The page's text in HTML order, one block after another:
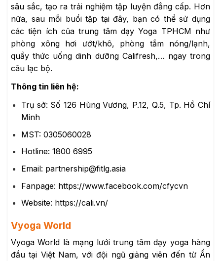
sâu sắc, tạo ra trải nghiệm tập luyện đẳng cấp. Hơn
nữa, sau mỗi buổi tập tại đây, bạn có thể sử dụng
các tiện ích của trung tâm dạy Yoga TPHCM như
phòng xông hơi ướt/khô, phòng tắm nóng/lạnh,
quầy thức uống dinh dưỡng Califresh,… ngay trong
câu lạc bộ.
Thông tin liên hệ:
Trụ sở: Số 126 Hùng Vương, P.12, Q.5, Tp. Hồ Chí
Minh
MST: 0305060028
Hotline: 1800 6995
Email: partnership@fitlg.asia
Fanpage: https://www.facebook.com/cfycvn
Website: https://cali.vn/
Vyoga World
Vyoga World là mạng lưới trung tâm dạy yoga hàng
đầu tại Việt Nam, với đội ngũ giảng viên đến từ Ấn